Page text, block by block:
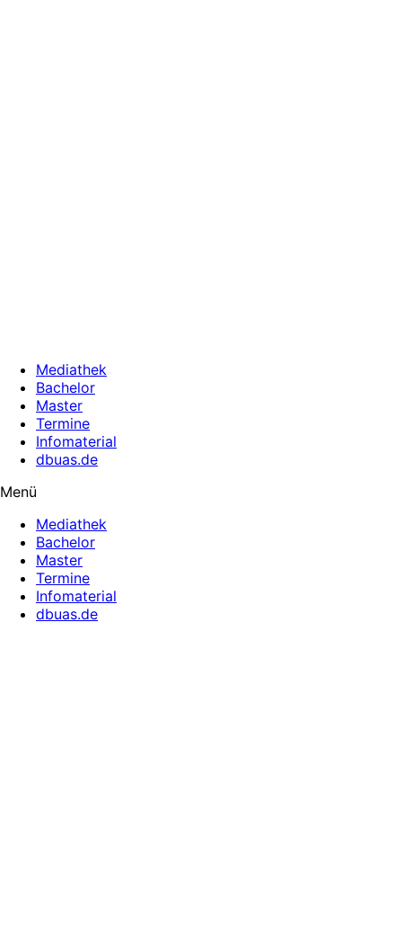
Mediathek
Bachelor
Master
Termine
Infomaterial
dbuas.de
Menü
Mediathek
Bachelor
Master
Termine
Infomaterial
dbuas.de